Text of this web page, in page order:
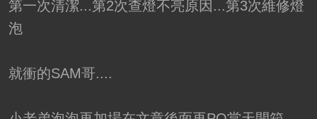
第一次清潔...第2次查燈不亮原因...第3次維修燈
泡
就衝的SAM哥....